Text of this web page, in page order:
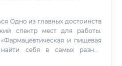
Одно из главных достоинств
спектр мест для работы.
и пищевая
себя в самых разных